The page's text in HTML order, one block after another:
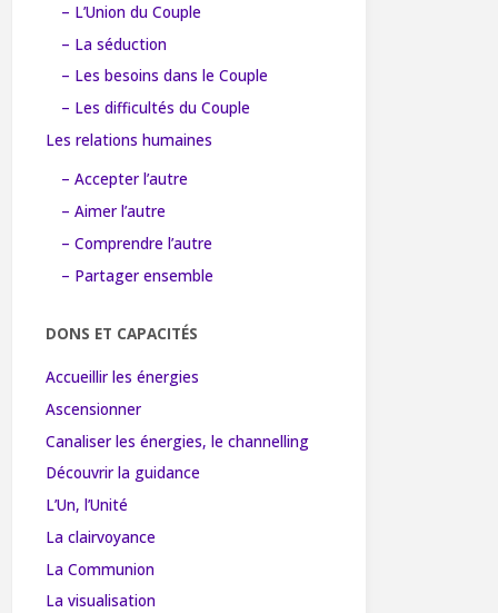
– L’Union du Couple
– La séduction
– Les besoins dans le Couple
– Les difficultés du Couple
Les relations humaines
– Accepter l’autre
– Aimer l’autre
– Comprendre l’autre
– Partager ensemble
DONS ET CAPACITÉS
Accueillir les énergies
Ascensionner
Canaliser les énergies, le channelling
Découvrir la guidance
L’Un, l’Unité
La clairvoyance
La Communion
La visualisation